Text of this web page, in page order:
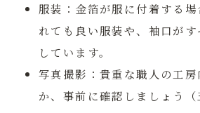
服装： 金箔が服に付着する
れても良い服装や、袖口が
しています。
写真撮影： 貴重な職人の工
か、事前に確認しましょう